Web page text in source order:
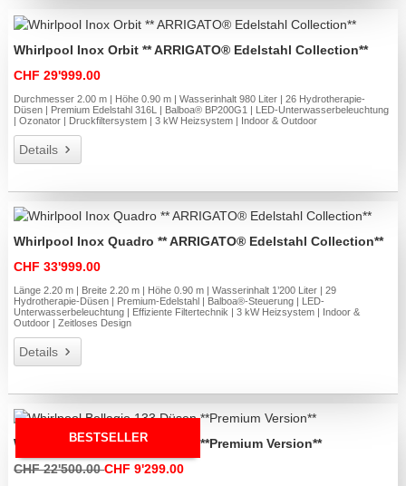
Whirlpool Inox Orbit ** ARRIGATO® Edelstahl Collection**
CHF 29'999.00
Durchmesser 2.00 m | Höhe 0.90 m | Wasserinhalt 980 Liter | 26 Hydrotherapie-
Düsen | Premium Edelstahl 316L | Balboa® BP200G1 | LED-Unterwasserbeleuchtung
| Ozonator | Druckfiltersystem | 3 kW Heizsystem | Indoor & Outdoor
Details
Whirlpool Inox Quadro ** ARRIGATO® Edelstahl Collection**
CHF 33'999.00
Länge 2.20 m | Breite 2.20 m | Höhe 0.90 m | Wasserinhalt 1’200 Liter | 29
Hydrotherapie-Düsen | Premium-Edelstahl | Balboa®-Steuerung | LED-
Unterwasserbeleuchtung | Effiziente Filtertechnik | 3 kW Heizsystem | Indoor &
Outdoor | Zeitloses Design
Details
BESTSELLER
Whirlpool Bellagio 133 Düsen **Premium Version**
CHF 22'500.00CHF 9'299.00